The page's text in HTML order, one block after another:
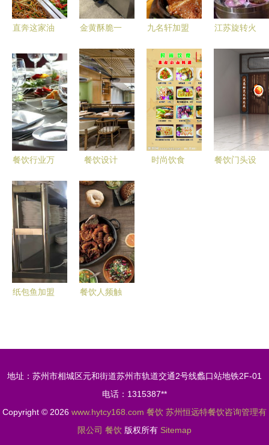
直奔这家油
糊了!
金黄酥脆一
片、香蕉片
与油豆腐泡
的餐饮供应
链革命
九名轩加盟
程详解
江苏旋转火
京铁板烧餐
饮设备的推
荐生产厂家
餐饮行业万
多方势力入
局，未来该
怎么玩？
餐饮设计
设计卅卅串
串红油店
餐饮空间
powered
discuz
时尚饮食
餐饮门头设
纸包鱼加盟
餐饮人频触
降低损失
地址：苏州市相城区元和街道苏州市轨道交通2号线蠡口站地铁2F-01
电话：1315387**
Copyright © 2026 www.hytcy168.com 餐饮 苏州恒远特餐饮咨询管理有
限公司 餐饮 版权所有 Sitemap